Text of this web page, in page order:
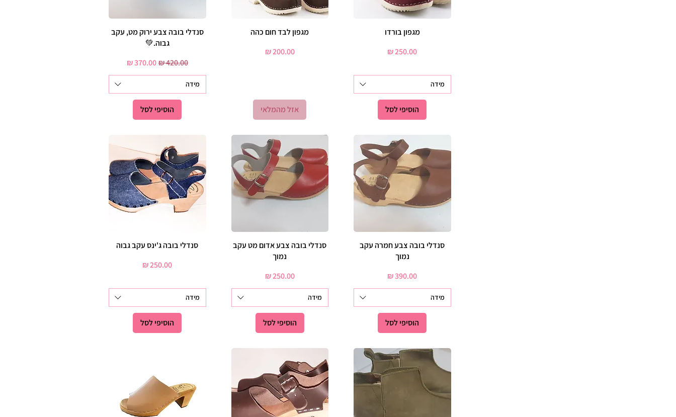
תצוגה מהירה
מגפון בורדו
מחיר
מידה
הוסיפי לסל
תצוגה מהירה
מגפון לבד חום כהה
מחיר‏200.00 ‏₪
אזל מהמלאי
תצוגה מהירה
סנדלי בובה צבע ירוק מט, עקב
גבוה.💚
מחיר רגיל‏420.00 ‏₪ מחיר מבצע‏370.00 ‏₪
מידה
הוסיפי לסל
תצוגה מהירה
סנדלי בובה צבע חמרה עקב
נמוך
מחיר
מידה
הוסיפי לסל
תצוגה מהירה
סנדלי בובה צבע אדום מט עקב
נמוך
מחיר‏250.00 ‏₪
מידה
הוסיפי לסל
תצוגה מהירה
סנדלי בובה ג'ינס עקב גבוה
מחיר
מידה
הוסיפי לסל